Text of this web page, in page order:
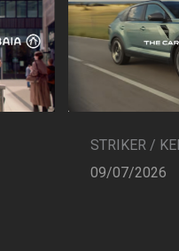
STRIKER /
09/07/2026